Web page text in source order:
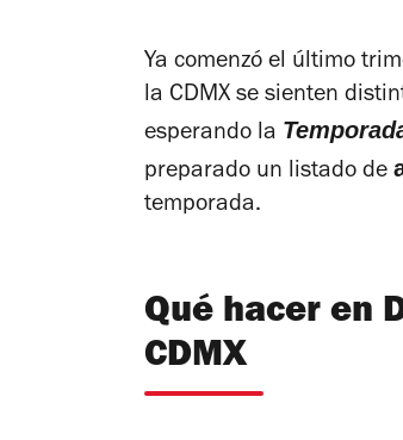
Ya comenzó el último
la CDMX se sienten
esperando la
preparado un listado de
temporada.
Qué hacer en
CDMX